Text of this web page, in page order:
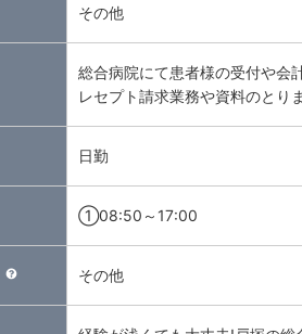
その他
総合病院にて患者様の受付や会
レセプト請求業務や資料のとり
日勤
①08:50～17:00
その他